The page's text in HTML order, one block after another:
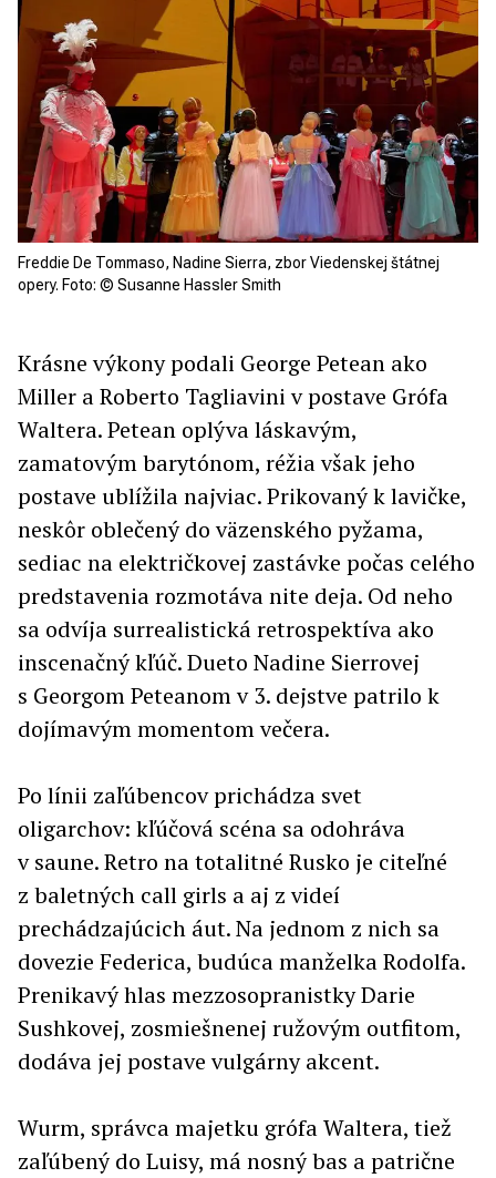
Freddie De Tommaso, Nadine Sierra, zbor Viedenskej štátnej
opery. Foto: © Susanne Hassler Smith
Krásne výkony podali George Petean ako
Miller a Roberto Tagliavini v postave Grófa
Waltera. Petean oplýva láskavým,
zamatovým barytónom, réžia však jeho
postave ublížila najviac. Prikovaný k lavičke,
neskôr oblečený do väzenského pyžama,
sediac na električkovej zastávke počas celého
predstavenia rozmotáva nite deja. Od neho
sa odvíja surrealistická retrospektíva ako
inscenačný kľúč. Dueto Nadine Sierrovej
s Georgom Peteanom v 3. dejstve patrilo k
dojímavým momentom večera.
Po línii zaľúbencov prichádza svet
oligarchov: kľúčová scéna sa odohráva
v saune. Retro na totalitné Rusko je citeľné
z baletných call girls a aj z videí
prechádzajúcich áut. Na jednom z nich sa
dovezie Federica, budúca manželka Rodolfa.
Prenikavý hlas mezzosopranistky Darie
Sushkovej, zosmiešnenej ružovým outfitom,
dodáva jej postave vulgárny akcent.
Wurm, správca majetku grófa Waltera, tiež
zaľúbený do Luisy, má nosný bas a patrične